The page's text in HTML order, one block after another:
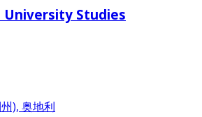
University Studies
), 奥地利